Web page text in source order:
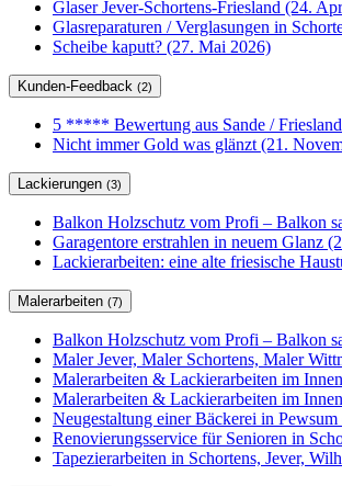
Glaser Jever-Schortens-Friesland (24.
Glasreparaturen / Verglasungen in
Scheibe kaputt? (27. Mai 2026)
Kunden-Feedback (2)
5 ***** Bewertung aus Sande /
Nicht immer Gold was glänzt (21.
Lackierungen (3)
Balkon Holzschutz vom Profi – Balkon
Garagentore erstrahlen in neuem Glanz
Lackierarbeiten: eine alte friesische
Malerarbeiten (7)
Balkon Holzschutz vom Profi – Balkon
Maler Jever, Maler Schortens, Maler
Malerarbeiten & Lackierarbeiten im
Malerarbeiten & Lackierarbeiten im
Neugestaltung einer Bäckerei in
Renovierungsservice für Senioren in
Tapezierarbeiten in Schortens, Jever,